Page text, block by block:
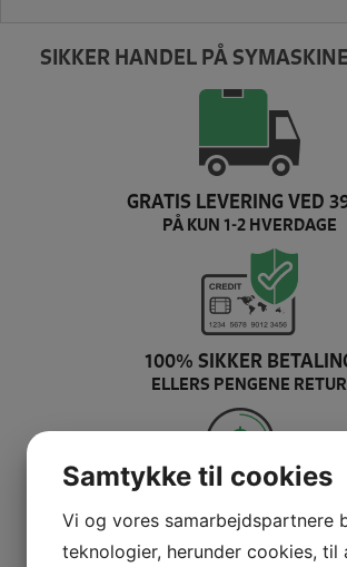
SIKKER HANDEL PÅ
GRATIS LEVERING VED
PÅ KUN 1-2 HVERDAGE
100% SIKKER
ELLERS PENGENE RETUR
PRISMATCH + 5%
= DEN BEDSTE HANDEL
Samtykke til cookies
Vi og vores samarbejdspartnere
teknologier, herunder cookies, til